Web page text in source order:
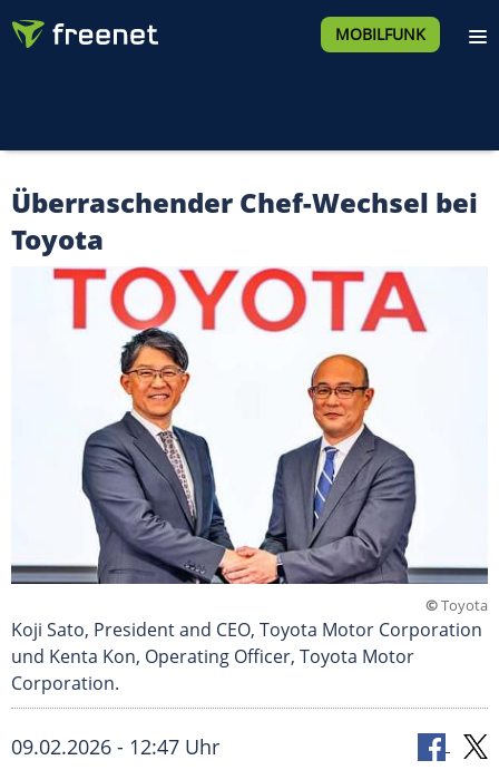
MOBILFUNK
Überraschender Chef-Wechsel bei
Toyota
©Toyota
Koji Sato, President and CEO, Toyota Motor Corporation
und Kenta Kon, Operating Officer, Toyota Motor
Corporation.
09.02.2026 - 12:47 Uhr